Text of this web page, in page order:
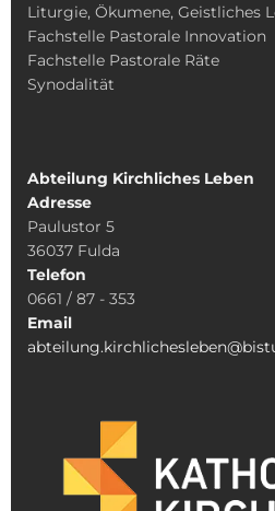
Liturgie, Ökumene, Geistliches
Fachstelle Pastorale Innovation
Fachstelle Pastorale Räte
Synodalität
Abteilung Kirchliches Leben
Adresse
Paulustor 5
36037 Fulda
Telefon
0661 / 87 - 353
Email